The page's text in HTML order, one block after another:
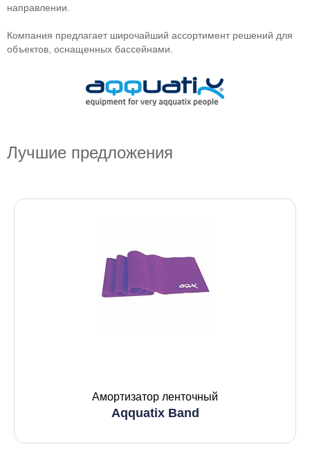
направлении.
Компания предлагает широчайший ассортимент решений для
объектов, оснащенных бассейнами.
Лучшие предложения
Амортизатор ленточный
Aqquatix Band